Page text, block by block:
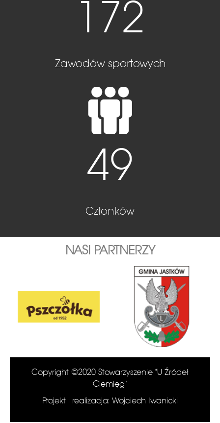
172
Zawodów sportowych
49
Członków
NASI PARTNERZY
Copyright ©2020 Stowarzyszenie "U Źródeł
Ciemięgi"
Projekt i realizacja: Wojciech Iwanicki